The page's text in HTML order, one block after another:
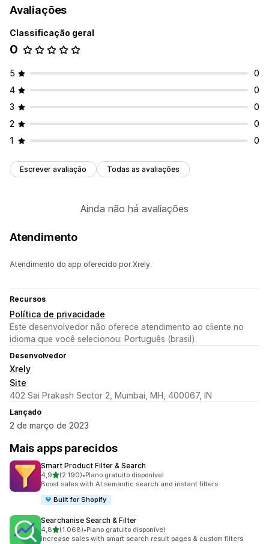
Avaliações
Classificação geral
0
5
0
4
0
3
0
2
0
1
0
Escrever avaliação Todas as avaliações
Ainda não há avaliações
Atendimento
Atendimento do app oferecido por Xrely.
Recursos
Política de privacidade
Este desenvolvedor não oferece atendimento ao cliente no
idioma que você selecionou: Português (brasil).
Desenvolvedor
Xrely
Site
402 Sai Prakash Sector 2, Mumbai, MH, 400067, IN
Lançado
2 de março de 2023
Mais apps parecidos
Smart Product Filter & Search
4,9de 5 estrelas
(2.190)
2190 avaliações ao todo
•Plano gratuito disponível
Boost sales with AI semantic search and instant filters
Built for Shopify
Searchanise Search & Filter
4,8de 5 estrelas
(1.068)
1068 avaliações ao todo
•Plano gratuito disponível
Increase sales with smart search result pages & custom filters